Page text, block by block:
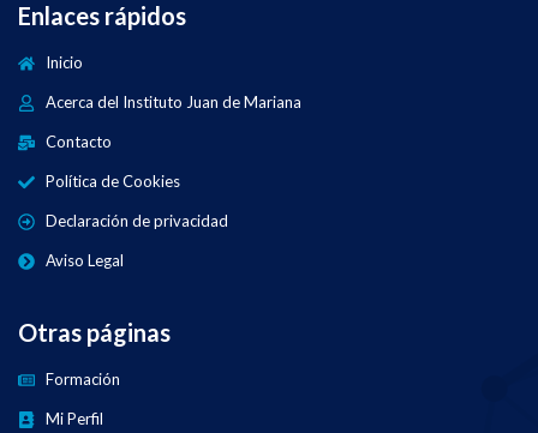
Enlaces rápidos
Inicio
Acerca del Instituto Juan de Mariana
Contacto
Política de Cookies
Declaración de privacidad
Aviso Legal
Otras páginas
Formación
Mi Perfil